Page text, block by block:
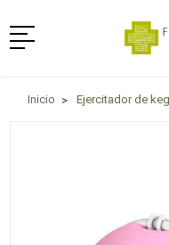
Menú
Inicio Ejercitador de